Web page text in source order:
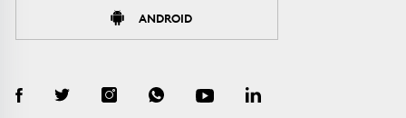
ANDROID